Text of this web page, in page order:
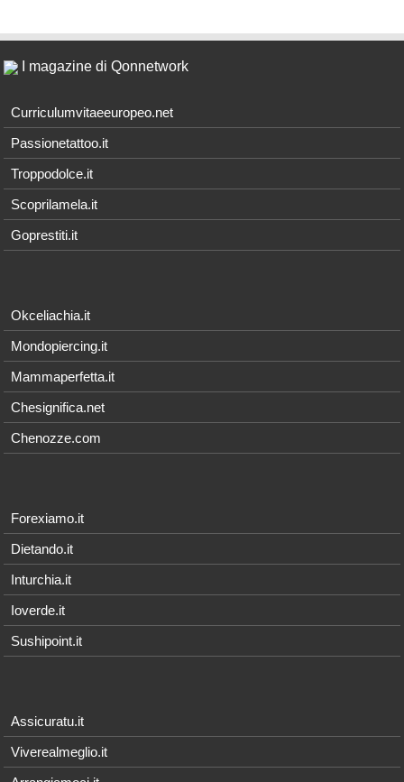
I magazine di Qonnetwork
Curriculumvitaeeuropeo.net
Passionetattoo.it
Troppodolce.it
Scoprilamela.it
Goprestiti.it
Okceliachia.it
Mondopiercing.it
Mammaperfetta.it
Chesignifica.net
Chenozze.com
Forexiamo.it
Dietando.it
Inturchia.it
Ioverde.it
Sushipoint.it
Assicuratu.it
Viverealmeglio.it